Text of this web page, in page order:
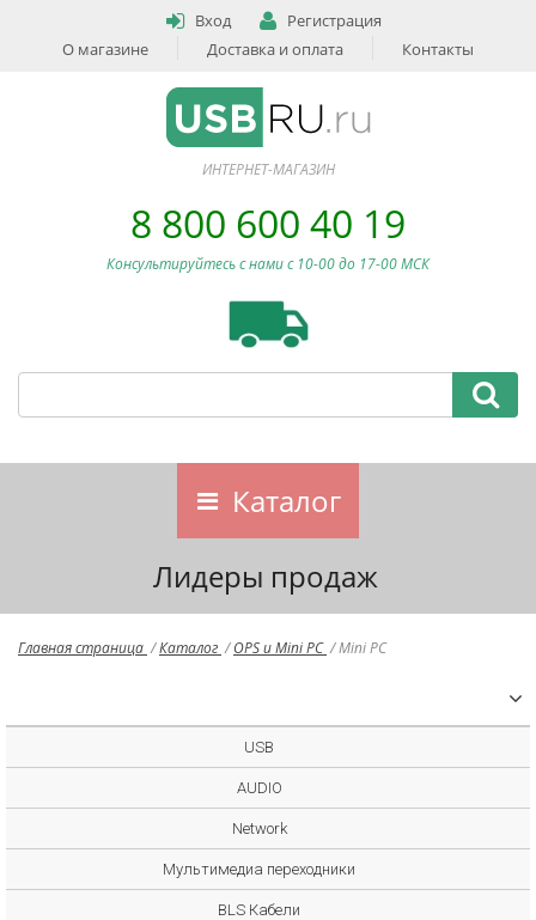
Вход
Регистрация
О магазине
Доставка и оплата Контакты
ИНТЕРНЕТ-МАГАЗИН
8 800 600 40 19
Консультируйтесь с нами c 10-00 до 17-00 МСК
Каталог
Лидеры продаж
Главная страница /Каталог / OPS и Mini PC /Mini PC
USB
AUDIO
Network
Мультимедиа переходники
BLS Кабели